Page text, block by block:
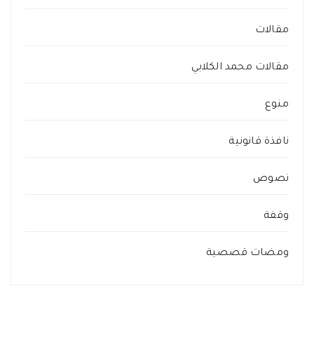
مقالات
مقالات محمد الكلابي
منوع
نافذة قانونية
نصوص
وقفة
ومضات قصصية